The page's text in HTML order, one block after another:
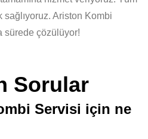
Ariston Kombi
sürede çözülüyor!
Sorular
Servisi için ne